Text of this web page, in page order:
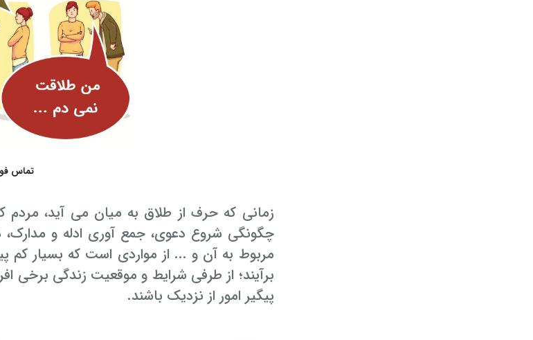
تماس
زمانی که حرف از طلاق به میان می آید، مردم
چگونگی شروع دعوی، جمع آوری ادله و مدارک،
مربوط به آن و ... از مواردی است که بسیار
برآیند؛ از طرفی شرایط و موقعیت زندگی برخی
پیگیر امور از نزدیک باشند.